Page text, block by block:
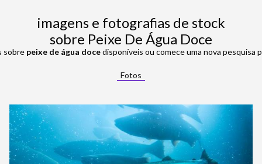
imagens e fotografias de stock
sobre Peixe De Água Doce
sobre peixe de água docedisponíveis ou comece uma nova pesquisa
Fotos